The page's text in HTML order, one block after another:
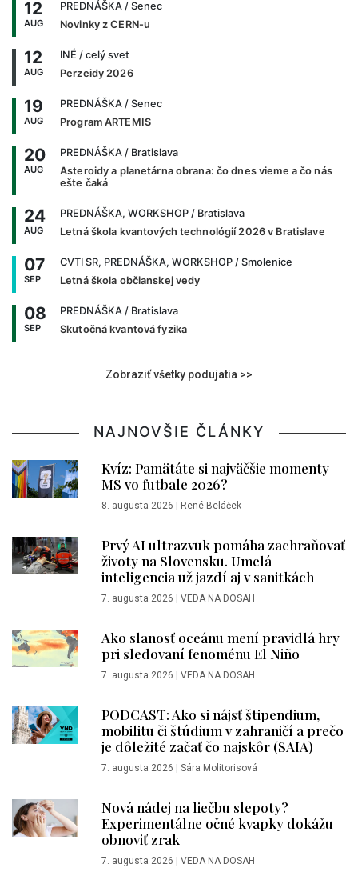
12
AUG
PREDNÁŠKA / Senec
Novinky z CERN-u
12
AUG
INÉ / celý svet
Perzeidy 2026
19
AUG
PREDNÁŠKA / Senec
Program ARTEMIS
20
AUG
PREDNÁŠKA / Bratislava
Asteroidy a planetárna obrana: čo dnes vieme a čo nás
ešte čaká
24
AUG
PREDNÁŠKA, WORKSHOP / Bratislava
Letná škola kvantových technológií 2026 v Bratislave
07
SEP
CVTI SR, PREDNÁŠKA, WORKSHOP / Smolenice
Letná škola občianskej vedy
08
SEP
PREDNÁŠKA / Bratislava
Skutočná kvantová fyzika
Zobraziť všetky podujatia >>
NAJNOVŠIE ČLÁNKY
Kvíz: Pamätáte si najväčšie momenty
MS vo futbale 2026?
8. augusta 2026 René Beláček
Prvý AI ultrazvuk pomáha zachraňovať
životy na Slovensku. Umelá
inteligencia už jazdí aj v sanitkách
7. augusta 2026 VEDA NA DOSAH
Ako slanosť oceánu mení pravidlá hry
pri sledovaní fenoménu El Niño
7. augusta 2026 VEDA NA DOSAH
PODCAST: Ako si nájsť štipendium,
mobilitu či štúdium v zahraničí a prečo
je dôležité začať čo najskôr (SAIA)
7. augusta 2026 Sára Molitorisová
Nová nádej na liečbu slepoty?
Experimentálne očné kvapky dokážu
obnoviť zrak
7. augusta 2026 VEDA NA DOSAH